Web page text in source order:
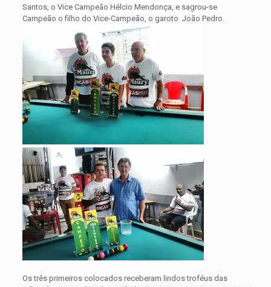
Santos, o Vice Campeão Hélcio Mendonça, e sagrou-se
Campeão o filho do Vice-Campeão, o garoto João Pedro.
Os três primeiros colocados receberam lindos troféus das